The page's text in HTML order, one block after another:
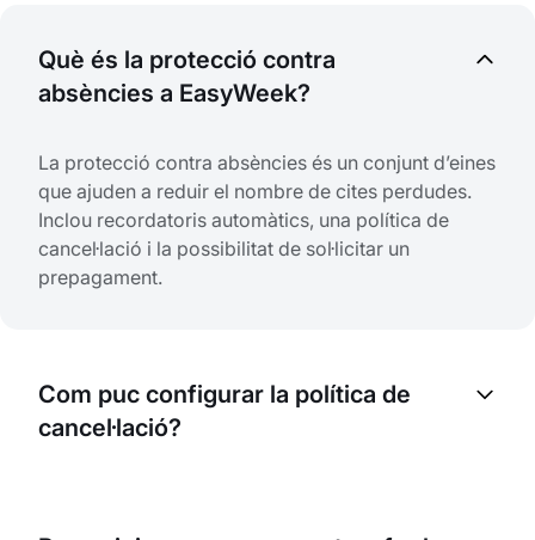
Què és la protecció contra
absències a EasyWeek?
La protecció contra absències és un conjunt d’eines
que ajuden a reduir el nombre de cites perdudes.
Inclou recordatoris automàtics, una política de
cancel·lació i la possibilitat de sol·licitar un
prepagament.
Com puc configurar la política de
cancel·lació?